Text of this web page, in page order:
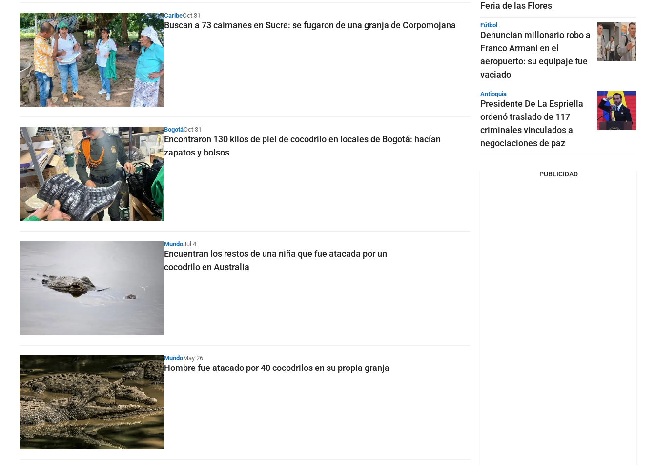
CaribeOct 31
Buscan a 73 caimanes en Sucre: se fugaron de una granja de Corpomojana
BogotáOct 31
Encontraron 130 kilos de piel de cocodrilo en locales de Bogotá: hacían
zapatos y bolsos
MundoJul 4
Encuentran los restos de una niña que fue atacada por un
cocodrilo en Australia
MundoMay 26
Hombre fue atacado por 40 cocodrilos en su propia granja
Feria de las Flores
Fútbol
Denuncian millonario robo a
Franco Armani en el
aeropuerto: su equipaje fue
vaciado
Antioquia
Presidente De La Espriella
ordenó traslado de 117
criminales vinculados a
negociaciones de paz
PUBLICIDAD